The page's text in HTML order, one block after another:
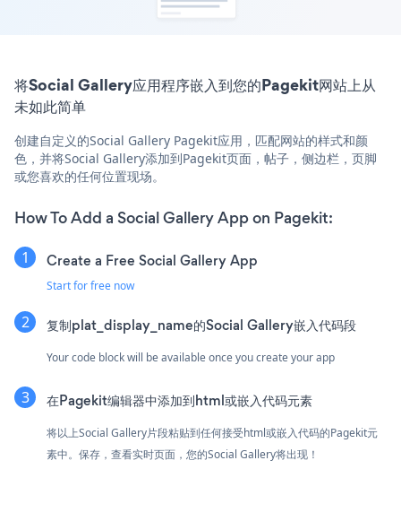
将Social Gallery应用程序嵌入到您的Pagekit网站上从
未如此简单
创建自定义的Social Gallery Pagekit应用，匹配网站的样式和颜
色，并将Social Gallery添加到Pagekit页面，帖子，侧边栏，页脚
或您喜欢的任何位置现场。
How To Add a Social Gallery App on Pagekit:
Create a Free Social Gallery App
Start for free now
复制plat_display_name的Social Gallery嵌入代码段
Your code block will be available once you create your app
在Pagekit编辑器中添加到html或嵌入代码元素
将以上Social Gallery片段粘贴到任何接受html或嵌入代码的Pagekit元
素中。保存，查看实时页面，您的Social Gallery将出现！